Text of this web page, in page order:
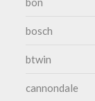
bosch
btwin
cannondale